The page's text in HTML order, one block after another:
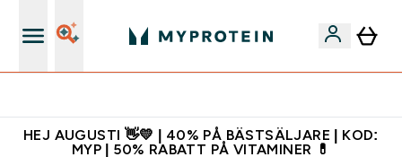
HEJ AUGUSTI 👋💛 | 40% PÅ BÄSTSÄLJARE | KOD:
MYP | 50% RABATT PÅ VITAMINER 💊